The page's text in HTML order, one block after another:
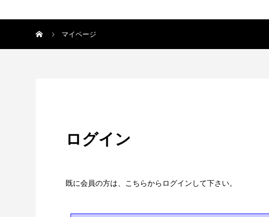
マイページ
ログイン
既に会員の方は、こちらからログインして下さい。